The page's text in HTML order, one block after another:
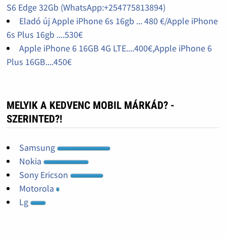
S6 Edge 32Gb (WhatsApp:+254775813894)
Eladó új Apple iPhone 6s 16gb ... 480 €/Apple iPhone
6s Plus 16gb ....530€
Apple iPhone 6 16GB 4G LTE....400€,Apple iPhone 6
Plus 16GB....450€
MELYIK A KEDVENC MOBIL MÁRKÁD? -
SZERINTED?!
Samsung
Nokia
Sony Ericson
Motorola
Lg